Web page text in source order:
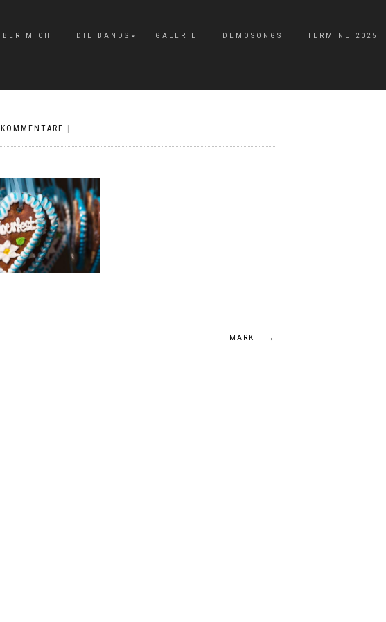
MICH DIE BANDS GALERIE DEMOSONGS TERMINE 2025
MARKT →